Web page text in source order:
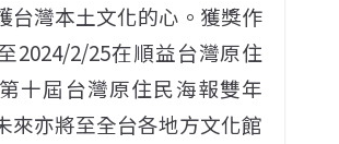
台灣本土文化的心。獲獎作
2024/2/25在順益台灣原住
十屆台灣原住民海報雙年
來亦將至全台各地方文化館